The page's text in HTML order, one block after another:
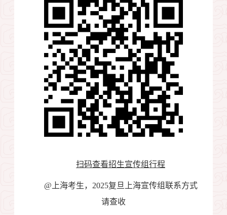
扫码查看招生宣传组行程
@ 上海考生， 2025复旦上海宣传组联系方式
请查收